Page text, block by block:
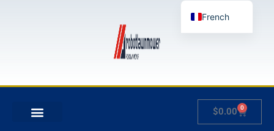
$0.00 0
Panier
French
Spanish
Hungarian